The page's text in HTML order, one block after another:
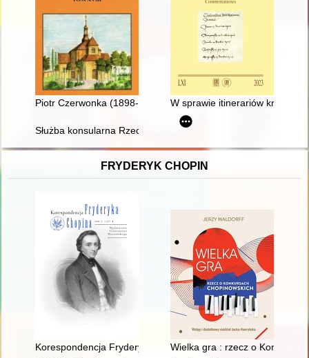
Piotr Czerwonka (1898-1945) W sprawie itinerariów królów
Służba konsularna Rzeczypospolitej Polskiej w Szkocji
FRYDERYK CHOPIN
Korespondencja Fryderyka Chopina. T. 3 cz. 4
Wielka gra : rzecz o